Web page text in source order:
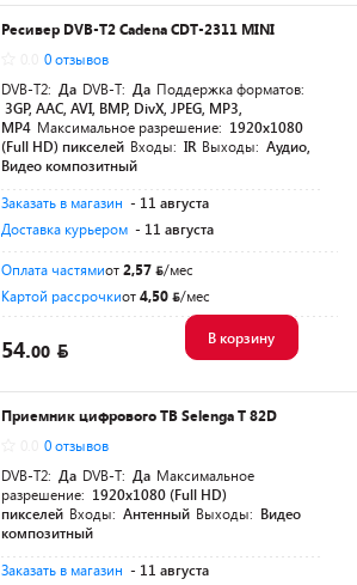
Ресивер DVB-T2 Cadena CDT-2311 MINI
0 отзывов
DVB-T2: Да DVB-T: Да Поддержка форматов:
3GP, AAC, AVI, BMP, DivX, JPEG, MP3,
MP4 Максимальное разрешение: 1920х1080
(Full HD) пикселей Входы: IR Выходы: Аудио,
Видео композитный
Заказать в магазин - 11 августа
Доставка курьером - 11 августа
Оплата частямиот2,57
/мес
Картой рассрочкиот4,50 /мес
54.00
В корзину
Приемник цифрового ТВ Selenga T 82D
0 отзывов
DVB-T2: Да DVB-T: Да Максимальное
разрешение: 1920х1080 (Full HD)
пикселей Входы: Антенный Выходы: Видео
композитный
Заказать в магазин - 11 августа